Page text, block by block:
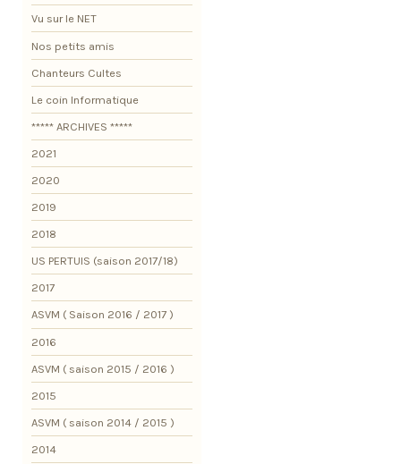
Vu sur le NET
Nos petits amis
Chanteurs Cultes
Le coin Informatique
***** ARCHIVES *****
2021
2020
2019
2018
US PERTUIS (saison 2017/18)
2017
ASVM ( Saison 2016 / 2017 )
2016
ASVM ( saison 2015 / 2016 )
2015
ASVM ( saison 2014 / 2015 )
2014